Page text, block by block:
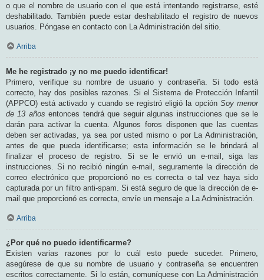
o que el nombre de usuario con el que está intentando registrarse, esté
deshabilitado. También puede estar deshabilitado el registro de nuevos
usuarios. Póngase en contacto con La Administración del sitio.
Arriba
Me he registrado ¡y no me puedo identificar!
Primero, verifique su nombre de usuario y contraseña. Si todo está
correcto, hay dos posibles razones. Si el Sistema de Protección Infantil
(APPCO) está activado y cuando se registró eligió la opción Soy menor
de 13 años entonces tendrá que seguir algunas instrucciones que se le
darán para activar la cuenta. Algunos foros disponen que las cuentas
deben ser activadas, ya sea por usted mismo o por La Administración,
antes de que pueda identificarse; esta información se le brindará al
finalizar el proceso de registro. Si se le envió un e-mail, siga las
instrucciones. Si no recibió ningún e-mail, seguramente la dirección de
correo electrónico que proporcionó no es correcta o tal vez haya sido
capturada por un filtro anti-spam. Si está seguro de que la dirección de e-
mail que proporcionó es correcta, envíe un mensaje a La Administración.
Arriba
¿Por qué no puedo identificarme?
Existen varias razones por lo cuál esto puede suceder. Primero,
asegúrese de que su nombre de usuario y contraseña se encuentren
escritos correctamente. Si lo están, comuníquese con La Administración